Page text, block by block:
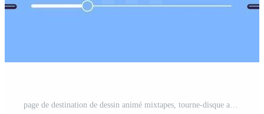
page de destination de dessin animé mixtapes, tourne-disque audio Vecteur Gratuit